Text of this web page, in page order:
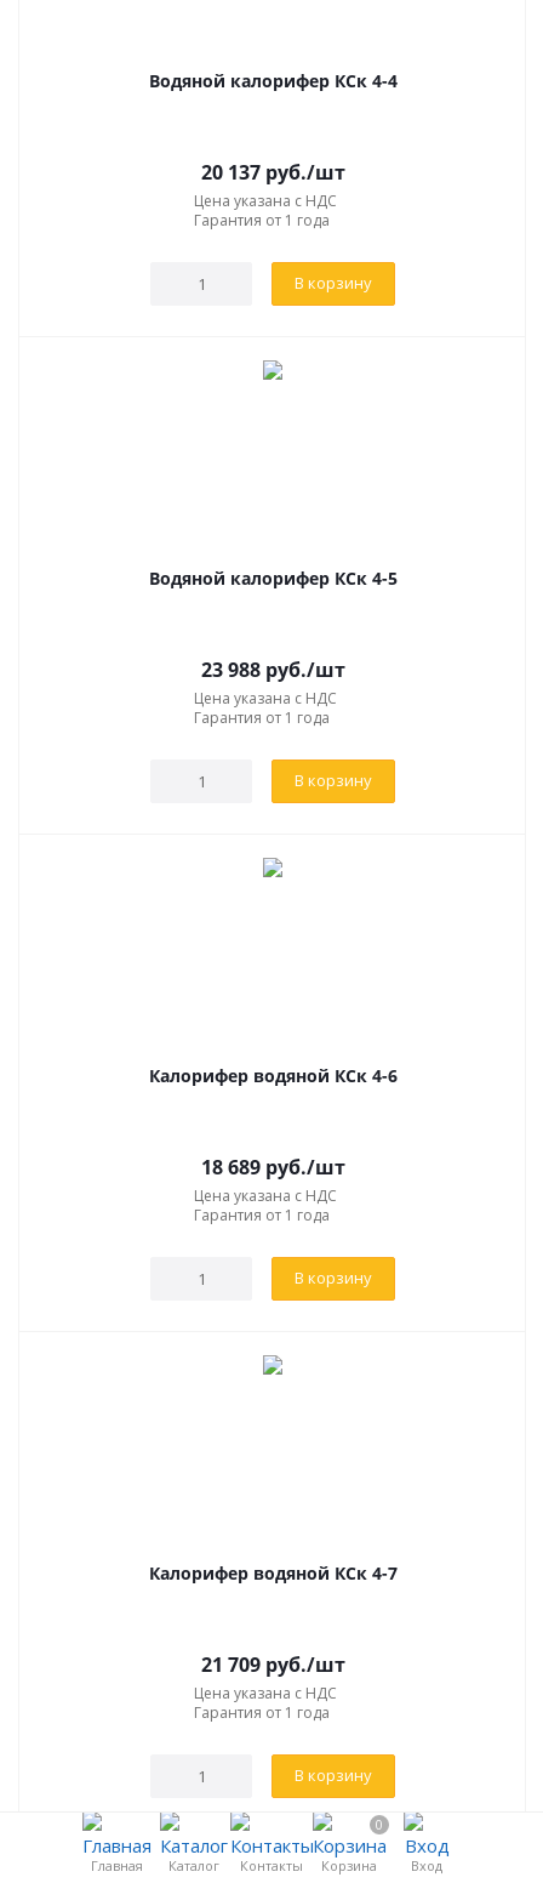
Водяной калорифер КСк 4-4
20 137руб./шт
Цена указана с НДС
Гарантия от 1 года
В корзину
Водяной калорифер КСк 4-5
23 988руб./шт
Цена указана с НДС
Гарантия от 1 года
В корзину
Калорифер водяной КСк 4-6
18 689руб./шт
Цена указана с НДС
Гарантия от 1 года
В корзину
Калорифер водяной КСк 4-7
21 709руб./шт
Цена указана с НДС
Гарантия от 1 года
В корзину
Главная Каталог Контакты
0
Корзина Вход